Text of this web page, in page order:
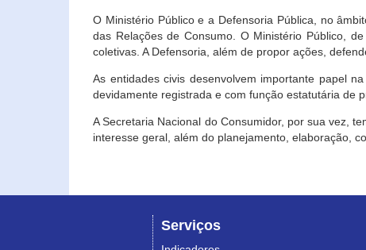
O Ministério Público e a Defensoria Pública, no
das Relações de Consumo. O Ministério Público,
coletivas. A Defensoria, além de propor ações,
As entidades civis desenvolvem importante papel
devidamente registrada e com função estatutária de
A Secretaria Nacional do Consumidor, por sua vez,
interesse geral, além do planejamento, elaboração,
Serviços